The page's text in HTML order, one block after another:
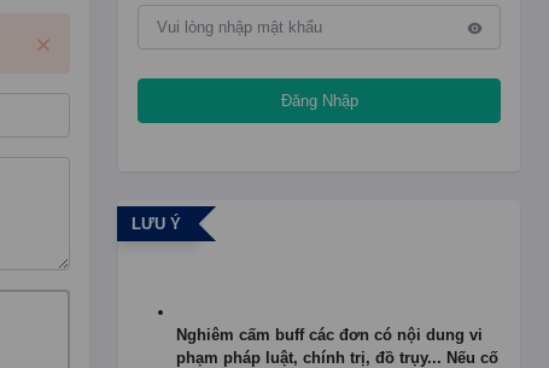
Đăng Nhập
LƯU Ý
Nghiêm cấm buff các đơn có nội dung vi
phạm pháp luật, chính trị, đồ trụy... Nếu cố